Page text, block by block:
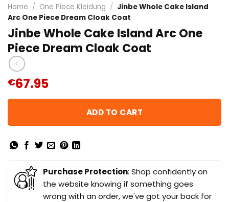
Home / One Piece Kleidung / Jinbe Whole Cake Island
Arc One Piece Dream Cloak Coat
Jinbe Whole Cake Island Arc One
Piece Dream Cloak Coat
€67.95
ADD TO CART
Purchase Protection: Shop confidently on
the website knowing if something goes
wrong with an order, we've got your back for